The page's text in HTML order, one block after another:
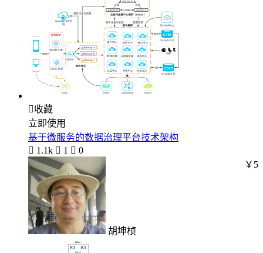
收藏
立即使用
基于微服务的数据治理平台技术架构
 1.1k  1  0
胡坤桢
￥5